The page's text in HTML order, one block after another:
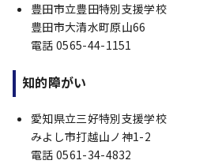
豊田市立豊田特別支援学校
豊田市大清水町原山66
電話 0565-44-1151
知的障がい
愛知県立三好特別支援学校
みよし市打越山ノ神1-2
電話 0561-34-4832